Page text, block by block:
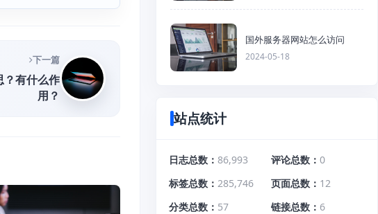
下一篇
？有什么作
用？
国外服务器网站怎么访问
2024-05-18
站点统计
日志总数 86,993 评论总数
0
标签总数
285,746 页面总数
12
分类总数
57 链接总数
6